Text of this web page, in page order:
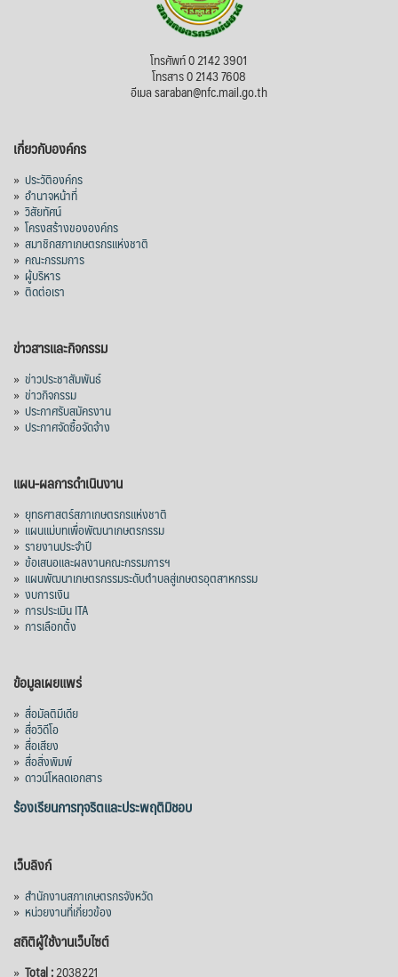
โทรศัพท์ 0 2142 3901
โทรสาร 0 2143 7608
อีเมล saraban@nfc.mail.go.th
เกี่ยวกับองค์กร
» ประวัติองค์กร
» อำนาจหน้าที่
» วิสัยทัศน์
» โครงสร้างขององค์กร
» สมาชิกสภาเกษตรกรแห่งชาติ
» คณะกรรมการ
» ผู้บริหาร
» ติดต่อเรา
ข่าวสารและกิจกรรม
» ข่าวประชาสัมพันธ์
» ข่าวกิจกรรม
» ประกาศรับสมัครงาน
» ประกาศจัดซื้อจัดจ้าง
แผน-ผลการดำเนินงาน
» ยุทธศาสตร์สภาเกษตรกรแห่งชาติ
» แผนแม่บทเพื่อพัฒนาเกษตรกรรม
» รายงานประจำปี
» ข้อเสนอและผลงานคณะกรรมการฯ
» แผนพัฒนาเกษตรกรรมระดับตำบลสู่เกษตรอุตสาหกรรม
» งบการเงิน
» การประเมิน ITA
» การเลือกตั้ง
ข้อมูลเผยแพร่
» สื่อมัลติมีเดีย
» สื่อวิดีโอ
» สื่อเสียง
» สื่อสิ่งพิมพ์
» ดาวน์โหลดเอกสาร
ร้องเรียนการทุจริตและประพฤติมิชอบ
เว็บลิงก์
» สำนักงานสภาเกษตรกรจังหวัด
» หน่วยงานที่เกี่ยวข้อง
สถิติผู้ใช้งานเว็บไซต์
» Total :2038221